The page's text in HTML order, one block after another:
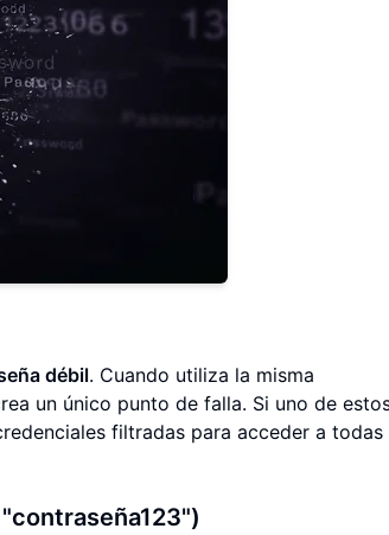
débil. Cuando utiliza la misma
un único punto de falla. Si uno de
filtradas para acceder a todas